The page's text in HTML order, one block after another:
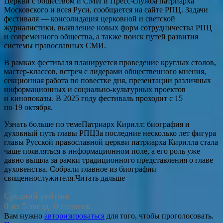
Московского и всея Руси, сообщается на сайте РПЦ. Задачи
фестиваля — консолидация церковной и светской
журналистики, выявление новых форм сотрудничества РПЦ
и современного общества, а также поиск путей развития
системы православных СМИ.
В рамках фестиваля планируется проведение круглых столов,
мастер-классов, встреч с лидерами общественного мнения,
секционная работа по повестке дня, презентации различных
информационных и социально-культурных проектов
и кинопоказы. В 2025 году фестиваль проходит с 15
по 19 октября.
Узнать больше по темеПатриарх Кирилл: биография и
духовный путь главы РПЦЗа последние несколько лет фигура
главы Русской православной церкви патриарха Кирилла стала
чаще появляться в информационном поле, а его роль уже
давно вышла за рамки традиционного представления о главе
духовенства. Собрали главное из биографии
священнослужителя.Читать дальше
Средний рейтинг
0 из 5 звезд. 0 голосов.
Вам нужно авторизироваться для того, чтобы проголосовать.